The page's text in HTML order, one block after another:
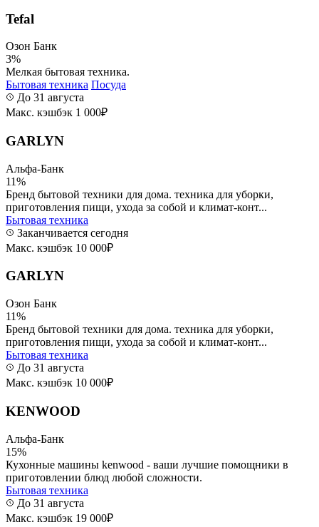
Tefal
Озон Банк
3%
Мелкая бытовая техника.
Бытовая техника Посуда
До 31 августа
Макс. кэшбэк 1 000₽
GARLYN
Альфа-Банк
11%
Бренд бытовой техники для дома. техника для уборки,
приготовления пищи, ухода за собой и климат-конт...
Бытовая техника
Заканчивается сегодня
Макс. кэшбэк 10 000₽
GARLYN
Озон Банк
11%
Бренд бытовой техники для дома. техника для уборки,
приготовления пищи, ухода за собой и климат-конт...
Бытовая техника
До 31 августа
Макс. кэшбэк 10 000₽
KENWOOD
Альфа-Банк
15%
Кухонные машины kenwood - ваши лучшие помощники в
приготовлении блюд любой сложности.
Бытовая техника
До 31 августа
Макс. кэшбэк 19 000₽